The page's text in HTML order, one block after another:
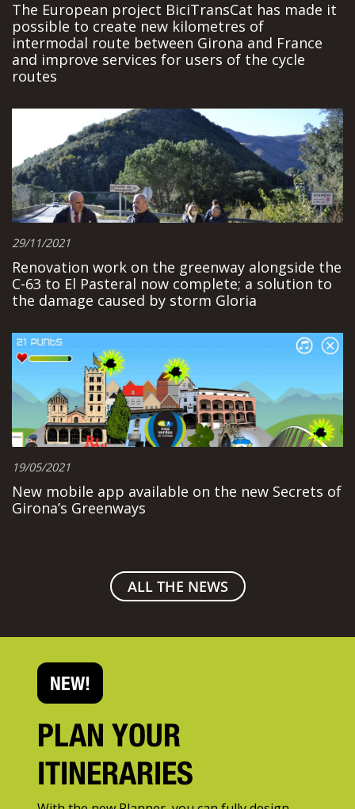
The European project BiciTransCat has made it
possible to create new kilometres of
intermodal route between Girona and France
and improve services for users of the cycle
routes
29/11/2021
Renovation work on the greenway alongside the
C-63 to El Pasteral now complete; a solution to
the damage caused by storm Gloria
19/05/2021
New mobile app available on the new Secrets of
Girona’s Greenways
ALL THE NEWS
NEW!
PLAN YOUR
ITINERARIES